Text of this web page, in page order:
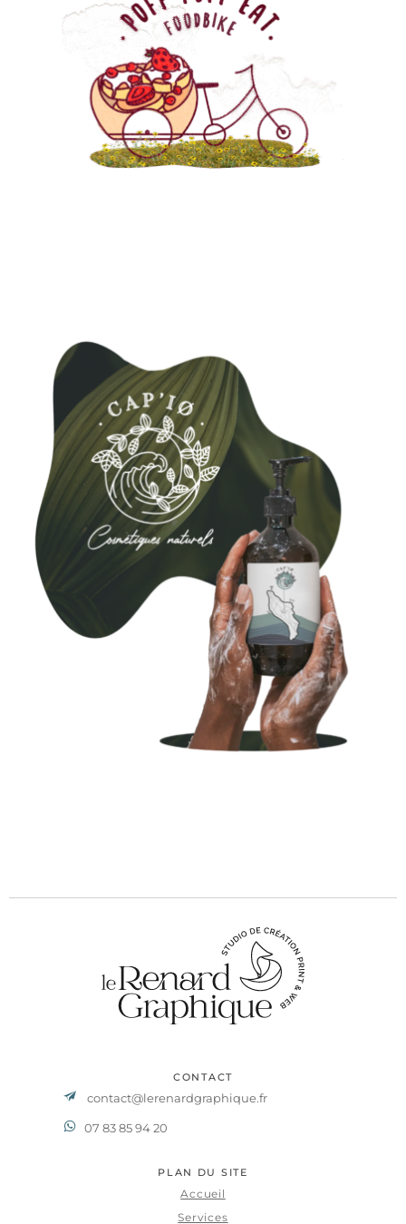
CONTACT
contact@lerenardgraphique.fr
07 83 85 94 20
PLAN DU SITE
Accueil
Services